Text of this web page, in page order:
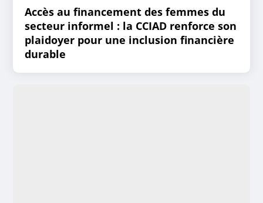
Accès au financement des femmes du
secteur informel : la CCIAD renforce son
plaidoyer pour une inclusion financière
durable